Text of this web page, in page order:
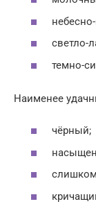
светло-
темно-
Наименее
чёрный;